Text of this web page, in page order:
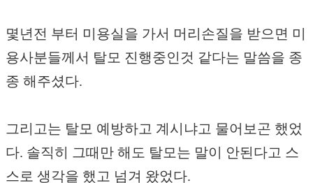
몇년전 부터 미용실을 가서 머리손질을 받으면 미
용사분들께서 탈모 진행중인것 같다는 말씀을 종
종 해주셨다.
그리고는 탈모 예방하고 계시냐고 물어보곤 했었
다. 솔직히 그때만 해도 탈모는 말이 안된다고 스
스로 생각을 했고 넘겨 왔었다.